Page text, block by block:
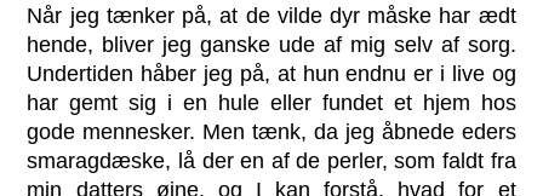
Når jeg tænker på, at de vilde dyr måske har ædt
hende, bliver jeg ganske ude af mig selv af sorg.
Undertiden håber jeg på, at hun endnu er i live og
har gemt sig i en hule eller fundet et hjem hos
gode mennesker. Men tænk, da jeg åbnede eders
smaragdæske, lå der en af de perler, som faldt fra
min datters øjne, og I kan forstå, hvad for et